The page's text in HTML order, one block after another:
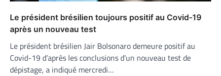
Le président brésilien toujours positif au Covid-19
après un nouveau test
Le président brésilien Jair Bolsonaro demeure positif au
Covid-19 d’après les conclusions d’un nouveau test de
dépistage, a indiqué mercredi…